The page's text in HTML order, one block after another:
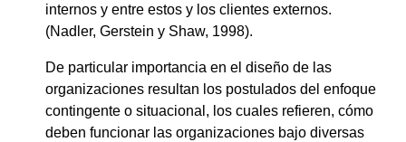
internos y entre estos y los clientes externos.
(Nadler, Gerstein y Shaw, 1998).
De particular importancia en el diseño de las
organizaciones resultan los postulados del enfoque
contingente o situacional, los cuales refieren, cómo
deben funcionar las organizaciones bajo diversas